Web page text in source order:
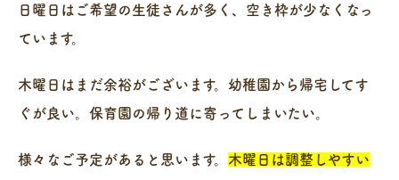
日曜日はご希望の生徒さんが多く、空き枠が少なくなっ
ています。
木曜日はまだ余裕がございます。幼稚園から帰宅してす
ぐが良い。保育園の帰り道に寄ってしまいたい。
様々なご予定があると思います。 木曜日は調整しやすい